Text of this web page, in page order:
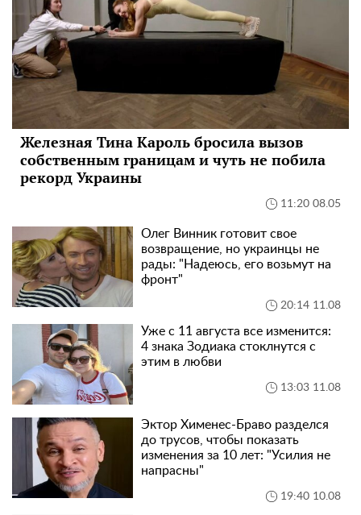
Железная Тина Кароль бросила вызов
собственным границам и чуть не побила
рекорд Украины
11:20 08.05
Олег Винник готовит свое
возвращение, но украинцы не
рады: "Надеюсь, его возьмут на
фронт"
20:14 11.08
Уже с 11 августа все изменится:
4 знака Зодиака стоклнутся с
этим в любви
13:03 11.08
Эктор Хименес-Браво разделся
до трусов, чтобы показать
изменения за 10 лет: "Усилия не
напрасны"
19:40 10.08